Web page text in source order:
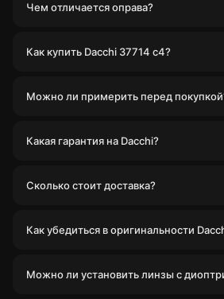
Чем отличается оправа?
Как купить Dacchi 37714 c4?
Можно ли примерить перед
Какая гарантия на Dacchi?
Сколько стоит доставка?
Как убедиться в оригинальности
Можно ли установить линзы с